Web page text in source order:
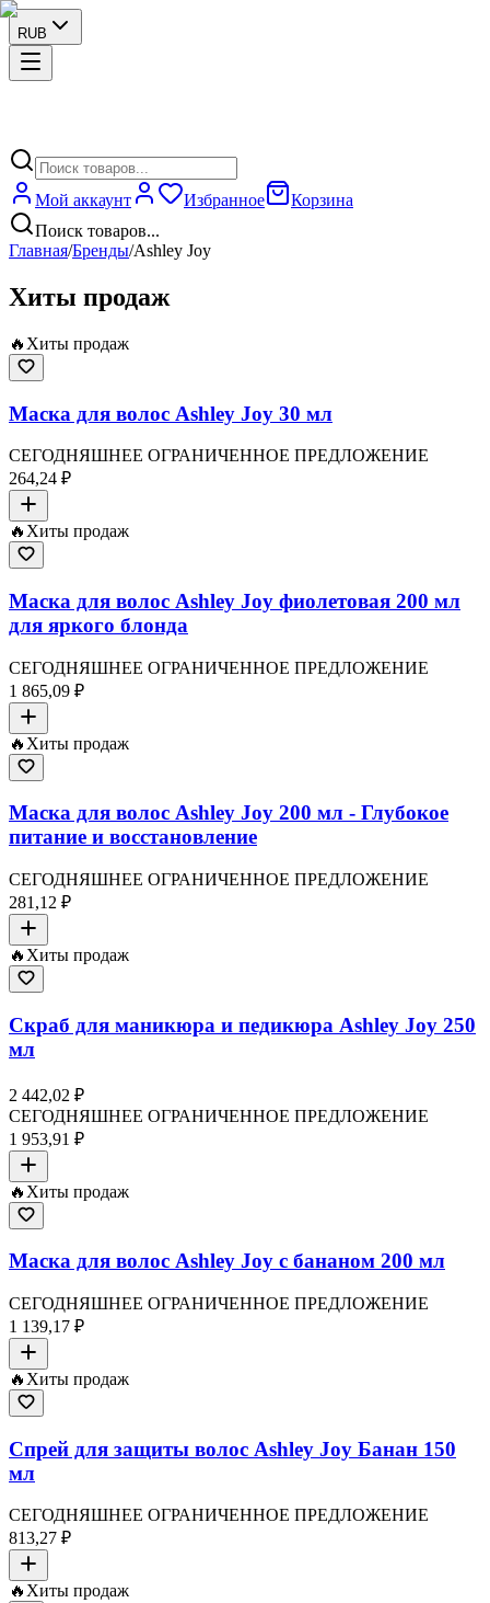
RUB
Мой аккаунт Избранное
Корзина
Поиск товаров...
Главная/Бренды/Ashley Joy
Хиты продаж
🔥 Хиты продаж
Маска для волос Ashley Joy 30 мл
СЕГОДНЯШНЕЕ ОГРАНИЧЕННОЕ ПРЕДЛОЖЕНИЕ
264,24 ₽
🔥 Хиты продаж
Маска для волос Ashley Joy фиолетовая 200 мл
для яркого блонда
СЕГОДНЯШНЕЕ ОГРАНИЧЕННОЕ ПРЕДЛОЖЕНИЕ
1 865,09 ₽
🔥 Хиты продаж
Маска для волос Ashley Joy 200 мл - Глубокое
питание и восстановление
СЕГОДНЯШНЕЕ ОГРАНИЧЕННОЕ ПРЕДЛОЖЕНИЕ
281,12 ₽
🔥 Хиты продаж
Скраб для маникюра и педикюра Ashley Joy 250
мл
2 442,02 ₽
СЕГОДНЯШНЕЕ ОГРАНИЧЕННОЕ ПРЕДЛОЖЕНИЕ
1 953,91 ₽
🔥 Хиты продаж
Маска для волос Ashley Joy с бананом 200 мл
СЕГОДНЯШНЕЕ ОГРАНИЧЕННОЕ ПРЕДЛОЖЕНИЕ
1 139,17 ₽
🔥 Хиты продаж
Спрей для защиты волос Ashley Joy Банан 150
мл
СЕГОДНЯШНЕЕ ОГРАНИЧЕННОЕ ПРЕДЛОЖЕНИЕ
813,27 ₽
🔥Хиты продаж